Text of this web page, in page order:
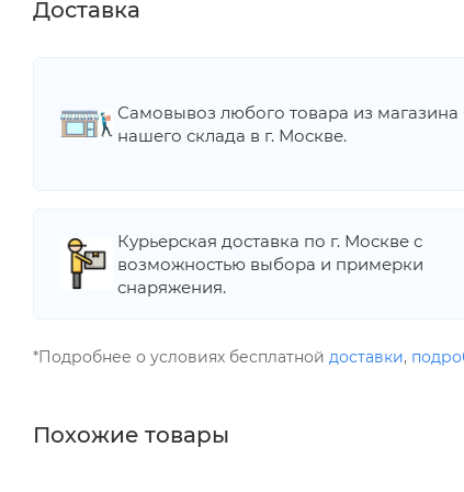
Доставка
Самовывоз любого товара из магазина
нашего склада в г. Москве.
Курьерская доставка по г. Москве с
возможностью выбора и примерки
снаряжения.
*Подробнее о условиях бесплатной доставки,
Похожие товары